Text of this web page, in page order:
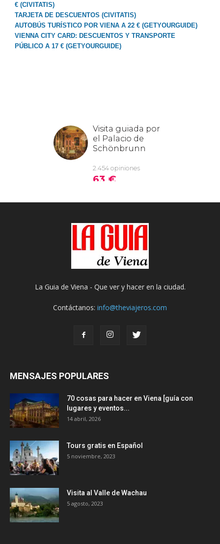
€ (CIVITATIS)
TARJETA DE DESCUENTOS (CIVITATIS)
AUTOBÚS TURÍSTICO POR VIENA A 22 € (GETYOURGUIDE)
VIENNA CITY CARD: DESCUENTOS Y TRANSPORTE
PÚBLICO A 17 € (GETYOURGUIDE)
La Guia de Viena - Que ver y hacer en la ciudad.
Contáctanos: info@theviajeros.com
MENSAJES POPULARES
70 cosas para hacer en Viena [guía con
lugares y eventos...
14 abril, 2026
Tours gratis en Español
5 noviembre, 2023
Visita al Valle de Wachau
5 agosto, 2023